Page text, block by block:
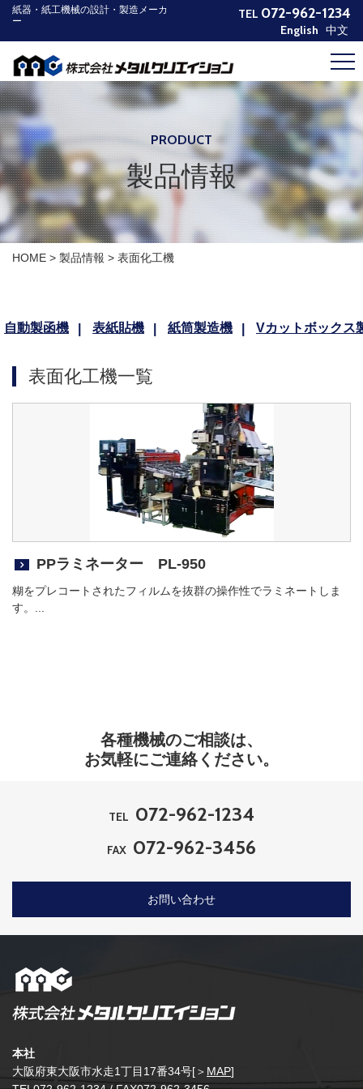
紙器・紙工機械の設計・製造メーカ
ー
TEL 072-962-1234
English 中文
製品情報
企業情報
新着情報
お問い合わせ
プライバシーポリシー
PRODUCT
製品情報
HOME > 製品情報 > 表面化工機
自動製函機 表紙貼機 紙筒製造機 Vカットボックス
表面化工機一覧
PPラミネーター PL-950
糊をプレコートされたフィルムを抜群の操作性でラミネートしま
す。...
各種機械のご相談は、
お気軽にご連絡ください。
TEL 072-962-1234
FAX 072-962-3456
お問い合わせ
本社
大阪府東大阪市水走1丁目17番34号[＞ MAP]